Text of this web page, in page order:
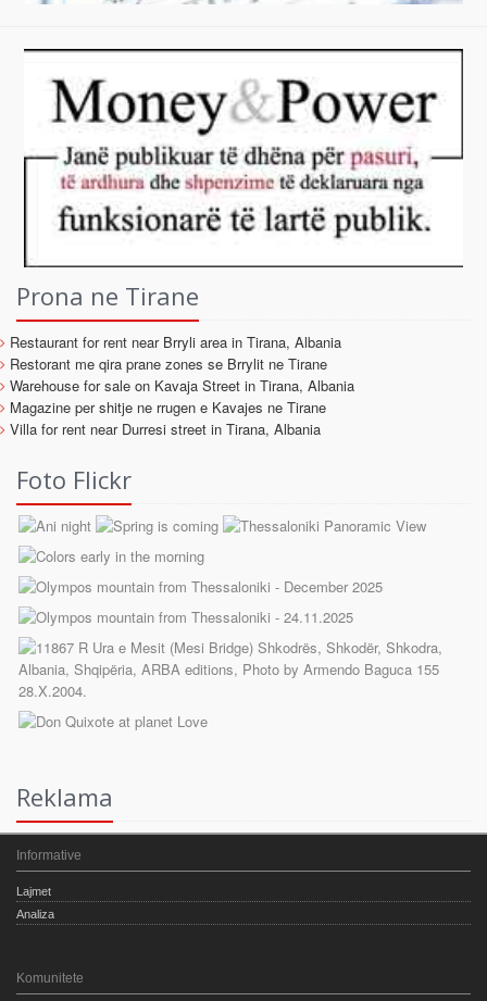
Prona ne Tirane
Restaurant for rent near Brryli area in Tirana, Albania
Restorant me qira prane zones se Brrylit ne Tirane
Warehouse for sale on Kavaja Street in Tirana, Albania
Magazine per shitje ne rrugen e Kavajes ne Tirane
Villa for rent near Durresi street in Tirana, Albania
Foto Flickr
Reklama
Informative
Lajmet
Analiza
Komunitete